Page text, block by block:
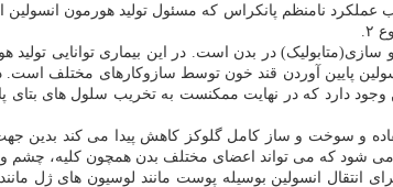
نامنظم پانکراس که مسئول تولید هورمون انسولین
سازی(متابولیک) در بدن است. در این بیماری توانایی
پایین آوردن قند خون توسط سازوکارهای مختلف است.
وجود دارد که در نهایت ممکنست به تخریب سلول های
و سوخت و ساز کامل گلوکز کاهش پیدا می کند بدین
شود که می تواند اعضای مختلف بدن همچون کلیه، چشم و
انتقال انسولین بوسیله پوست مانند لوسیون های ژل